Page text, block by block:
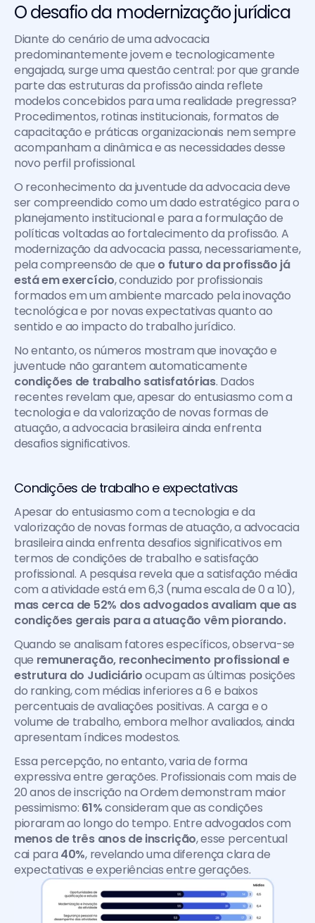
O desafio da modernização jurídica
Diante do cenário de uma advocacia
predominantemente jovem e tecnologicamente
engajada, surge uma questão central: por que grande
parte das estruturas da profissão ainda reflete
modelos concebidos para uma realidade pregressa?
Procedimentos, rotinas institucionais, formatos de
capacitação e práticas organizacionais nem sempre
acompanham a dinâmica e as necessidades desse
novo perfil profissional.
O reconhecimento da juventude da advocacia deve
ser compreendido como um dado estratégico para o
planejamento institucional e para a formulação de
políticas voltadas ao fortalecimento da profissão. A
modernização da advocacia passa, necessariamente,
pela compreensão de que o futuro da profissão já
está em exercício, conduzido por profissionais
formados em um ambiente marcado pela inovação
tecnológica e por novas expectativas quanto ao
sentido e ao impacto do trabalho jurídico.
No entanto, os números mostram que inovação e
condições de trabalho satisfatórias. Dados
recentes revelam que, apesar do entusiasmo com a
tecnologia e da valorização de novas formas de
atuação, a advocacia brasileira ainda enfrenta
desafios significativos.
Condições de trabalho e expectativas
Apesar do entusiasmo com a tecnologia e da
valorização de novas formas de atuação, a advocacia
brasileira ainda enfrenta desafios significativos em
termos de condições de trabalho e satisfação
profissional. A pesquisa revela que a satisfação média
com a atividade está em 6,3 (numa escala de 0 a 10),
mas cerca de 52% dos advogados avaliam que as
condições gerais para a atuação vêm piorando.
Quando se analisam fatores específicos, observa-se
que remuneração, reconhecimento profissional e
estrutura do Judiciário ocupam as últimas posições
do ranking, com médias inferiores a 6 e baixos
percentuais de avaliações positivas. A carga e o
volume de trabalho, embora melhor avaliados, ainda
apresentam índices modestos.
Essa percepção, no entanto, varia de forma
expressiva entre gerações. Profissionais com mais de
20 anos de inscrição na Ordem demonstram maior
pessimismo: 61% consideram que as condições
menos de três anos de inscrição, esse percentual
cai para 40%, revelando uma diferença clara de
expectativas e experiências entre gerações.